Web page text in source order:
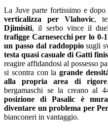
La Juve parte fortissimo e
verticalizza per Vlahovic,
Djimisiti, il serbo vince il
trafigge Carnesecchi per lo 0-1
un passo dal raddoppiosugli
testa quasi casuale di Gatti
reagire affidandosi al possesso
si scontra con lagrande
alla propria area di rigore
bergamaschi se la creano al
posizione di Pasalic è
diventare un problema per
bianconeri in vantaggio.